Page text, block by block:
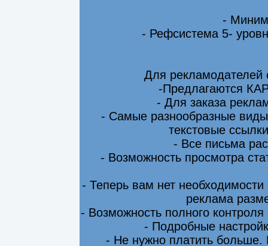
-
- Рефсистема 5-
Для
-Предлагаются
- Для заказа
- Самые разнообразные
текстовые
- Все письма
- Возможность просмотра
- Теперь вам нет
реклама
- Возможность полного
- Подробные
- Не нужно платить больше.